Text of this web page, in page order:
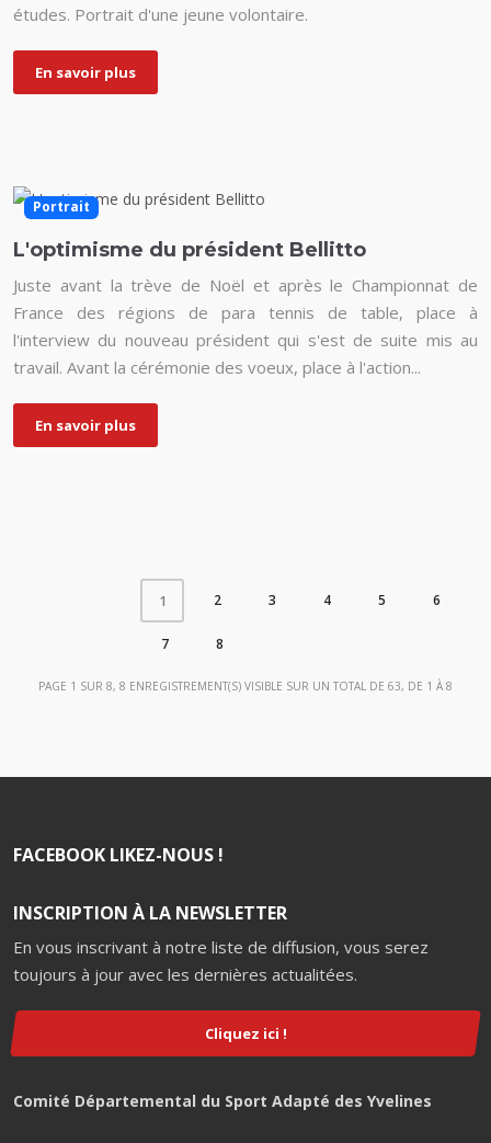
études. Portrait d'une jeune volontaire.
En savoir plus
Portrait
L'optimisme du président Bellitto
Juste avant la trève de Noël et après le Championnat de
France des régions de para tennis de table, place à
l'interview du nouveau président qui s'est de suite mis au
travail. Avant la cérémonie des voeux, place à l'action...
En savoir plus
1 2 3 4 5 6
7 8
PAGE 1 SUR 8, 8 ENREGISTREMENT(S) VISIBLE SUR UN TOTAL DE 63, DE 1 À 8
FACEBOOK LIKEZ-NOUS !
INSCRIPTION À LA NEWSLETTER
En vous inscrivant à notre liste de diffusion, vous serez
toujours à jour avec les dernières actualitées.
Cliquez ici !
Comité Départemental du Sport Adapté des Yvelines